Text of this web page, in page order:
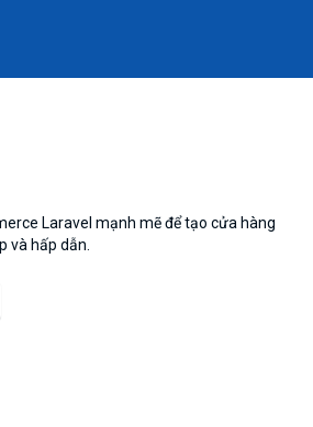
Laravel mạnh mẽ để tạo cửa hàng
và hấp dẫn.